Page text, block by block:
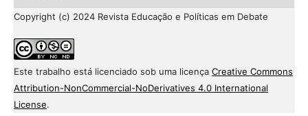
Copyright (c) 2024 Revista Educação e Políticas em Debate
Este trabalho está licenciado sob uma licença Creative Commons
Attribution-NonCommercial-NoDerivatives 4.0 International
License.